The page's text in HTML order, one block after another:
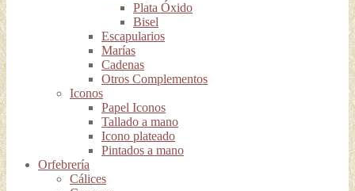
Plata Óxido
Bisel
Escapularios
Marías
Cadenas
Otros Complementos
Iconos
Papel Iconos
Tallado a mano
Icono plateado
Pintados a mano
Orfebrería
Cálices